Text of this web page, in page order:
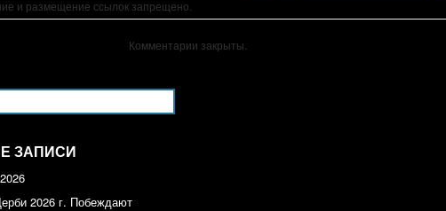
и размещение ссылок запрещено.
Комментарии закрыты.
ЗАПИСИ
2026 г. Побеждают